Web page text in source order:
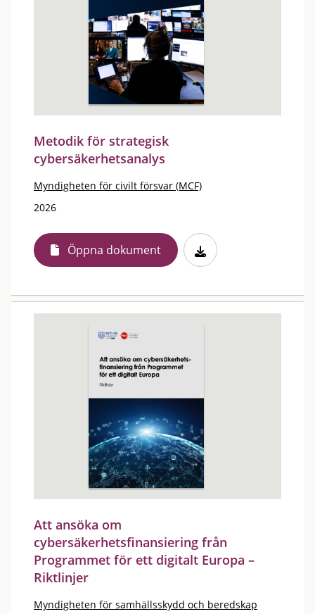
Metodik för strategisk
cybersäkerhetsanalys
Myndigheten för civilt försvar (MCF)
2026
Öppna dokument
Att ansöka om
cybersäkerhetsfinansiering från
Programmet för ett digitalt Europa –
Riktlinjer
Myndigheten för samhällsskydd och beredskap